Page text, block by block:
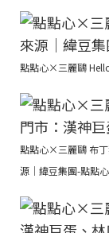
點點心×三麗鷗
點點心×三麗鷗 布
源｜緯豆集團-點點心